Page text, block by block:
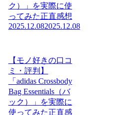
ク）」を実際に使
ってみた正直感想
2025.12.082025.12.08
【モノ好きの口コ
ミ・評判】
「adidas Crossbody
Bag Essentials（バ
ック）」を実際に
使ってみた正直感